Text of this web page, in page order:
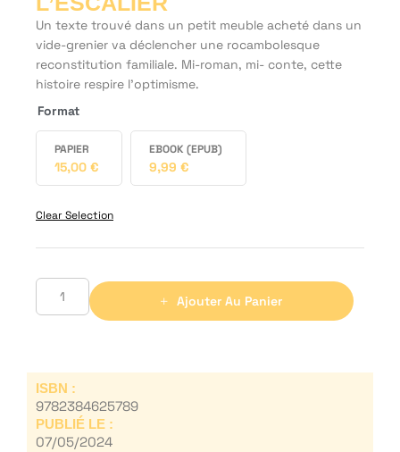
Un texte trouvé dans un petit meuble acheté dans un
vide-grenier va déclencher une rocambolesque
reconstitution familiale. Mi-roman, mi- conte, cette
histoire respire l’optimisme.
Format
PAPIER
15,00 €
EBOOK (EPUB)
9,99 €
Clear Selection
Ajouter Au Panier
ISBN :
9782384625789
PUBLIÉ LE :
07/05/2024